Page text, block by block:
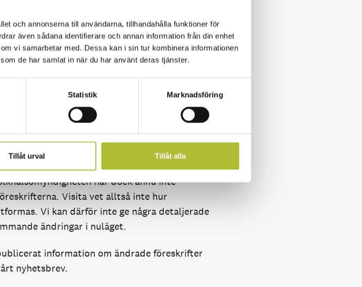
och annonserna till användarna, tillhandahålla funktioner för
även sådana identifierare och annan information från din enhet
vi samarbetar med. Dessa kan i sin tur kombinera informationen
de har samlat in när du har använt deras tjänster.
Statistik Marknadsföring
Tillåt urval Tillåt alla
stängt mellan 20.30 och 05.00.
vara öppna för avhämtning av mat eller
av en handelsplats får det endast vara en (1)
förslaget, se [länk till remissyttrandet] I
att det saknas skäl för stängning av
begränsningar måste åtföljas av direkt
från medlemsföretagen om vad de föreslagna
har dock ännu inte
Visita vet alltså inte hur
Vi kan därför inte ge några detaljerade
ändringar i nuläget.
information om ändrade föreskrifter
nyhetsbrev.